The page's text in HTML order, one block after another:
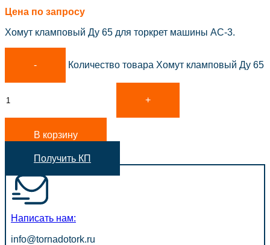
Цена по запросу
Хомут кламповый Ду 65 для торкрет машины АС-3.
Количество товара Хомут кламповый Ду 65
В корзину
Получить КП
Написать нам:
info@tornadotork.ru